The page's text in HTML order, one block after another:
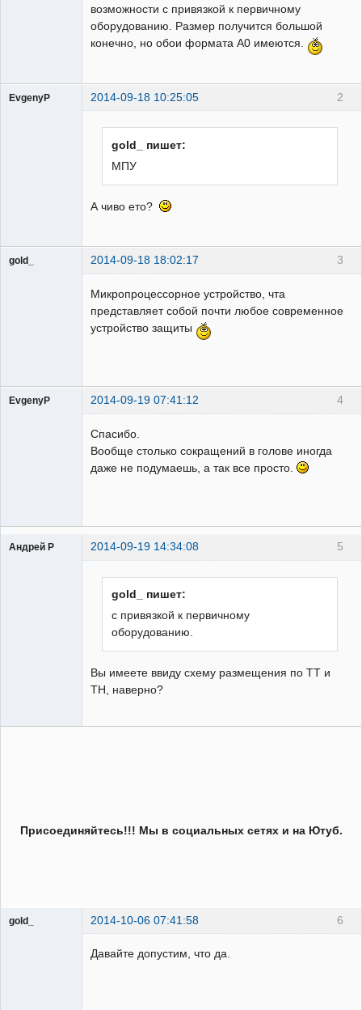
возможности с привязкой к первичному
оборудованию. Размер получится большой
конечно, но обои формата А0 имеются.
2
EvgenyP 2014-09-18 10:25:05
gold_ пишет:
МПУ
А чиво ето?
3
gold_ 2014-09-18 18:02:17
Микропроцессорное устройство, чта
представляет собой почти любое современное
устройство защиты
4
EvgenyP 2014-09-19 07:41:12
Спасибо.
Вообще столько сокращений в голове иногда
даже не подумаешь, а так все просто.
5
Андрей Р 2014-09-19 14:34:08
gold_ пишет:
с привязкой к первичному
оборудованию.
Вы имеете ввиду схему размещения по ТТ и
ТН, наверно?
Присоединяйтесь!!! Мы в социальных сетях и на Ютуб.
6
gold_ 2014-10-06 07:41:58
Давайте допустим, что да.